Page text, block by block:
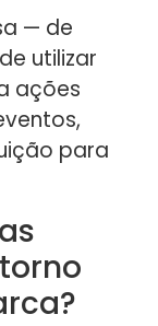
— de
utilizar
ações
para